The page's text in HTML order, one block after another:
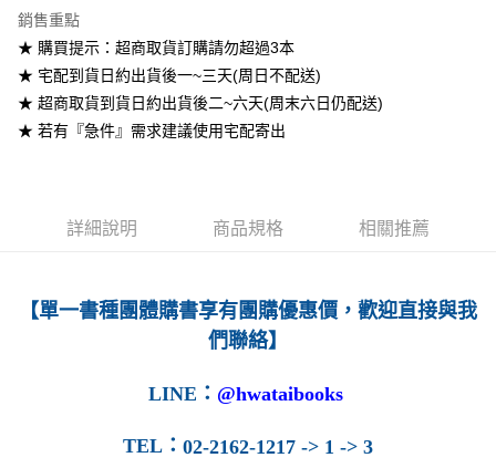
7-11取貨付款
每筆NT$60
付款後7-11取貨
每筆NT$100
銷售重點
★ 購買提示：超商取貨訂購請勿超過3本
★ 宅配到貨日約出貨後一~三天(周日不配送)
★ 超商取貨到貨日約出貨後二~六天(周末六日仍配送)
★ 若有『急件』需求建議使用宅配寄出
詳細說明 商品規格 相關推薦
【單一書種團體購書享有團購優惠價，歡迎直接與我
們聯絡】
LINE ： @hwataibooks
TEL ： 02-2162-1217 -> 1 -> 3